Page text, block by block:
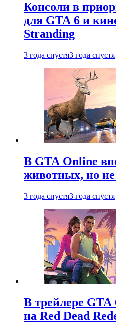
Консоли в
для GTA 6 и
Stranding
3 года спустя3 года спустя
В GTA Online
животных, но
3 года спустя3 года спустя
В трейлере
на Red Dead